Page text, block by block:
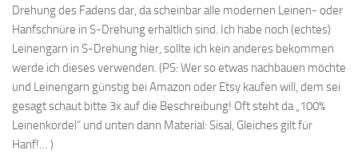
Drehung des Fadens dar, da scheinbar alle modernen Leinen- oder
Hanfschnüre in S-Drehung erhältlich sind. Ich habe noch (echtes)
Leinengarn in S-Drehung hier, sollte ich kein anderes bekommen
werde ich dieses verwenden. (PS: Wer so etwas nachbauen möchte
und Leinengarn günstig bei Amazon oder Etsy kaufen will, dem sei
gesagt schaut bitte 3x auf die Beschreibung! Oft steht da „100%
Leinenkordel“ und unten dann Material: Sisal, Gleiches gilt für
Hanf!… )